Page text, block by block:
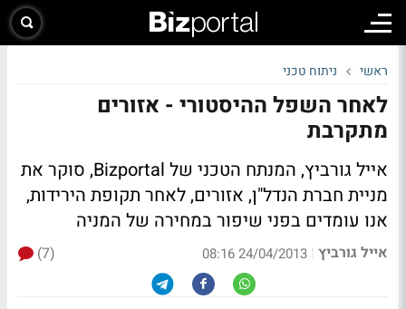
ראשי ניתוח טכני
לאחר השפל ההיסטורי - אזורים
מתקרבת
אייל גורביץ, המנתח הטכני של Bizportal, סוקר את
מניית חברת הנדל"ן, אזורים, לאחר תקופת הירידות,
אנו עומדים בפני שיפור במחירה של המניה
אייל גורביץ |
24/04/2013 08:16
(7)